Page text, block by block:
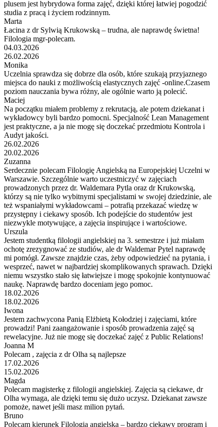
plusem jest hybrydowa forma zajęć, dzięki której łatwiej pogodzić
studia z pracą i życiem rodzinnym.
Marta
Łacina z dr Sylwią Krukowską – trudna, ale naprawdę świetna!
Filologia mgr-polecam.
04.03.2026
26.02.2026
Monika
Uczelnia sprawdza się dobrze dla osób, które szukają przyjaznego
miejsca do nauki z możliwością elastycznych zajęć -online.Czasem
poziom nauczania bywa różny, ale ogólnie warto ją polecić.
Maciej
Na początku miałem problemy z rekrutacją, ale potem dziekanat i
wykładowcy byli bardzo pomocni. Specjalność Lean Management
jest praktyczne, a ja nie mogę się doczekać przedmiotu Kontrola i
Audyt jakości.
26.02.2026
20.02.2026
Zuzanna
Serdecznie polecam Filologię Angielską na Europejskiej Uczelni w
Warszawie. Szczególnie warto uczestniczyć w zajęciach
prowadzonych przez dr. Waldemara Pytla oraz dr Krukowską,
którzy są nie tylko wybitnymi specjalistami w swojej dziedzinie, ale
też wspaniałymi wykładowcami – potrafią przekazać wiedzę w
przystępny i ciekawy sposób. Ich podejście do studentów jest
niezwykle motywujące, a zajęcia inspirujące i wartościowe.
Urszula
Jestem studentką filologii angielskiej na 3. semestrze i już miałam
ochotę zrezygnować ze studiów, ale dr Waldemar Pytel naprawdę
mi pomógł. Zawsze znajdzie czas, żeby odpowiedzieć na pytania, i
wesprzeć, nawet w najbardziej skomplikowanych sprawach. Dzięki
niemu wszystko stało się łatwiejsze i mogę spokojnie kontynuować
naukę. Naprawdę bardzo doceniam jego pomoc.
18.02.2026
18.02.2026
Iwona
Jestem zachwycona Panią Elżbietą Kołodziej i zajęciami, które
prowadzi! Pani zaangażowanie i sposób prowadzenia zajęć są
rewelacyjne. Już nie mogę się doczekać zajęć z Public Relations!
Joanna M
Polecam , zajęcia z dr Olha są najlepsze
17.02.2026
15.02.2026
Magda
Polecam magisterkę z filologii angielskiej. Zajęcia są ciekawe, dr
Olha wymaga, ale dzięki temu się dużo uczysz. Dziekanat zawsze
pomoże, nawet jeśli masz milion pytań.
Bruno
Polecam kierunek Filologia angielska – bardzo ciekawy program i